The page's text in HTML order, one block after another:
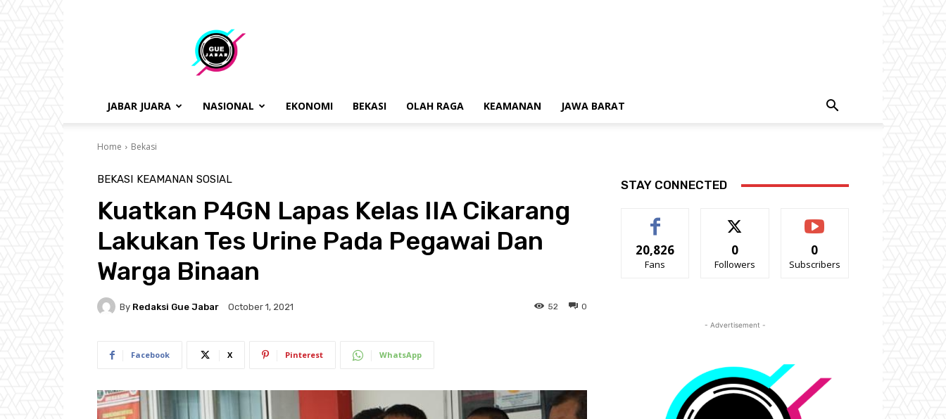
gue
jabar
JABAR JUARA NASIONAL EKONOMI BEKASI OLAH RAGA KEAMANAN JAWA BARAT
Home Bekasi
BEKASI KEAMANAN SOSIAL
Kuatkan P4GN Lapas Kelas IIA Cikarang
Lakukan Tes Urine Pada Pegawai Dan
Warga Binaan
By Redaksi Gue Jabar October 1, 2021 0
52
Facebook X Pinterest WhatsApp
STAY CONNECTED
20,826
Fans
0
Followers
0
Subscribers
- Advertisement -